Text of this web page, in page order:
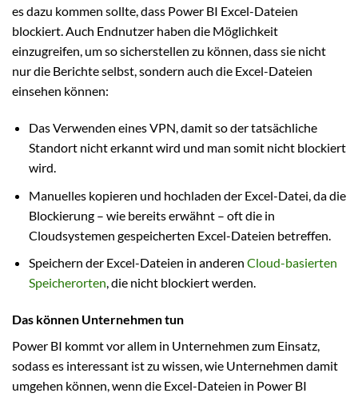
es dazu kommen sollte, dass Power BI Excel-Dateien
blockiert. Auch Endnutzer haben die Möglichkeit
einzugreifen, um so sicherstellen zu können, dass sie nicht
nur die Berichte selbst, sondern auch die Excel-Dateien
einsehen können:
Das Verwenden eines VPN, damit so der tatsächliche
Standort nicht erkannt wird und man somit nicht blockiert
wird.
Manuelles kopieren und hochladen der Excel-Datei, da die
Blockierung – wie bereits erwähnt – oft die in
Cloudsystemen gespeicherten Excel-Dateien betreffen.
Speichern der Excel-Dateien in anderen Cloud-basierten
Speicherorten, die nicht blockiert werden.
Das können Unternehmen tun
Power BI kommt vor allem in Unternehmen zum Einsatz,
sodass es interessant ist zu wissen, wie Unternehmen damit
umgehen können, wenn die Excel-Dateien in Power BI